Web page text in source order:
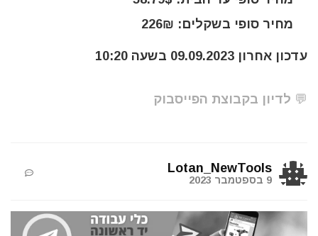
מחיר סופי בשקלים: 226₪
עדכון אחרון 09.09.2023 בשעה 10:20
💬 לדיון בקבוצת הפייסבוק
Lotan_NewTools
9 בספטמבר 2023